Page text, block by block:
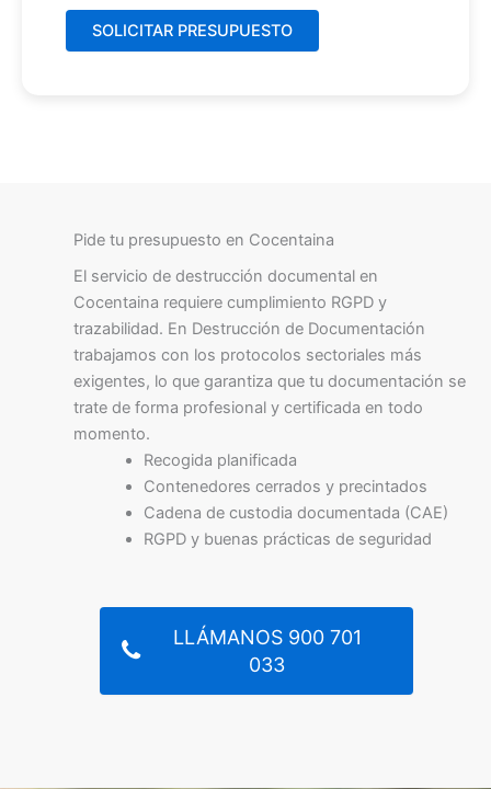
Pide tu presupuesto en Cocentaina
El servicio de destrucción documental en
Cocentaina requiere cumplimiento RGPD y
trazabilidad. En Destrucción de Documentación
trabajamos con los protocolos sectoriales más
exigentes, lo que garantiza que tu documentación se
trate de forma profesional y certificada en todo
momento.
Recogida planificada
Contenedores cerrados y precintados
Cadena de custodia documentada (CAE)
RGPD y buenas prácticas de seguridad
LLÁMANOS 900 701
033